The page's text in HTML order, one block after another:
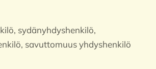
sydänyhdyshenkilö,
savuttomuus yhdyshenkilö